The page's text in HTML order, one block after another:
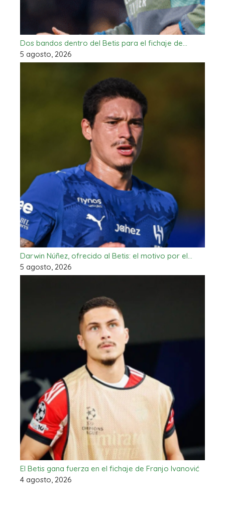
Dos bandos dentro del Betis para el fichaje de…
5 agosto, 2026
Darwin Núñez, ofrecido al Betis: el motivo por el…
5 agosto, 2026
El Betis gana fuerza en el fichaje de Franjo Ivanović
4 agosto, 2026